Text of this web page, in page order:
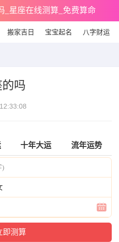
_星座在线测算_免费算命
搬家吉日 宝宝起名 八字财运
吗
十年大运 流年运势